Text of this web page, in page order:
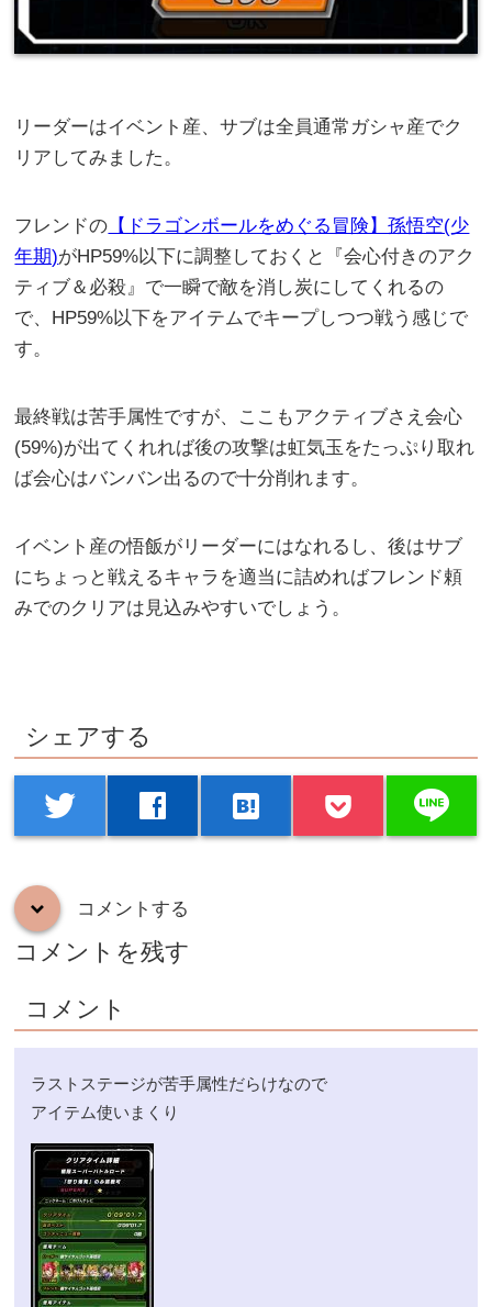
リーダーはイベント産、サブは全員通常ガシャ産でク
リアしてみました。
フレンドの 【ドラゴンボールをめぐる冒険】孫悟空(少
年期)がHP59%以下に調整しておくと『会心付きのアク
ティブ＆必殺』で一瞬で敵を消し炭にしてくれるの
で、HP59%以下をアイテムでキープしつつ戦う感じで
す。
最終戦は苦手属性ですが、ここもアクティブさえ会心
(59%)が出てくれれば後の攻撃は虹気玉をたっぷり取れ
ば会心はバンバン出るので十分削れます。
イベント産の悟飯がリーダーにはなれるし、後はサブ
にちょっと戦えるキャラを適当に詰めればフレンド頼
みでのクリアは見込みやすいでしょう。
シェアする
twitter facebook hatenabookmark line
down コメントする
コメントを残す
コメント
ラストステージが苦手属性だらけなので
アイテム使いまくり